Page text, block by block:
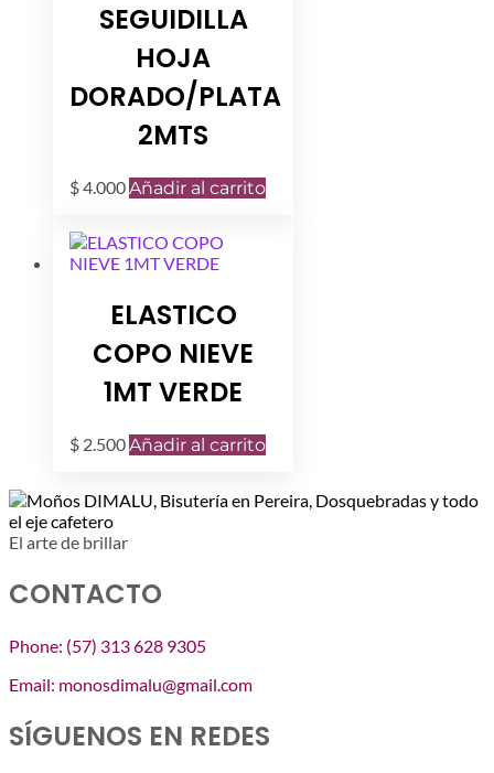
SEGUIDILLA
HOJA
DORADO/PLATA
2MTS
$4.000Añadir al carrito
ELASTICO
COPO NIEVE
1MT VERDE
$ 2.500Añadir al carrito
El arte de brillar
CONTACTO
Phone: (57) 313 628 9305
Email: monosdimalu@gmail.com
SÍGUENOS EN REDES